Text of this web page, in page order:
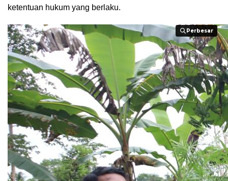
ketentuan hukum yang berlaku.
Perbesar
Perbesar